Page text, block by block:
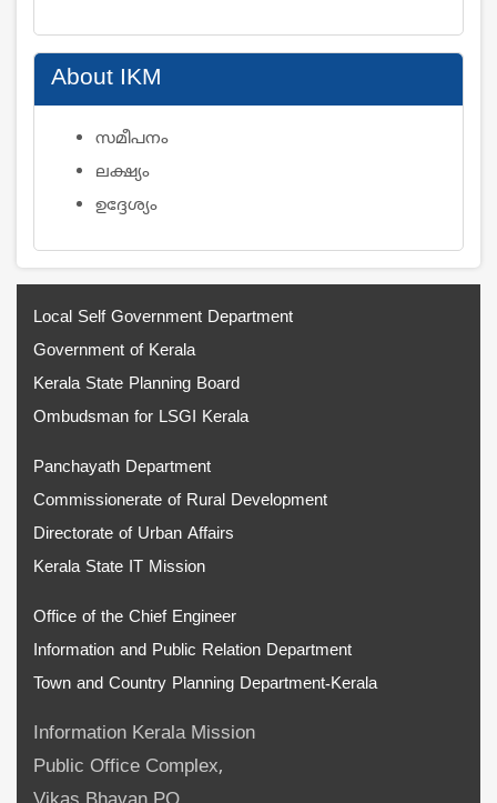
About IKM
സമീപനം
ലക്ഷ്യം
ഉദ്ദേശ്യം
Local Self Government Department
Government of Kerala
Kerala State Planning Board
Ombudsman for LSGI Kerala
Panchayath Department
Commissionerate of Rural Development
Directorate of Urban Affairs
Kerala State IT Mission
Office of the Chief Engineer
Information and Public Relation Department
Town and Country Planning Department-Kerala
Information Kerala Mission
Public Office Complex,